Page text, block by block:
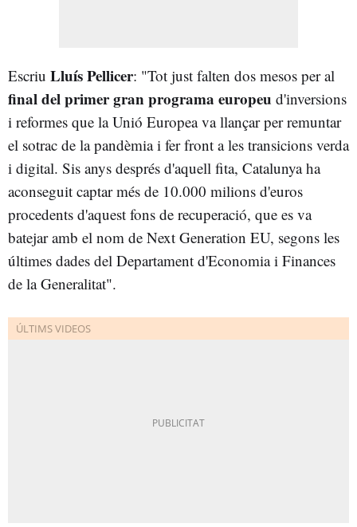
Escriu Lluís Pellicer: "Tot just falten dos mesos per al
final del primer gran programa europeu d'inversions
i reformes que la Unió Europea va llançar per remuntar
el sotrac de la pandèmia i fer front a les transicions verda
i digital. Sis anys després d'aquell fita, Catalunya ha
aconseguit captar més de 10.000 milions d'euros
procedents d'aquest fons de recuperació, que es va
batejar amb el nom de Next Generation EU, segons les
últimes dades del Departament d'Economia i Finances
de la Generalitat".